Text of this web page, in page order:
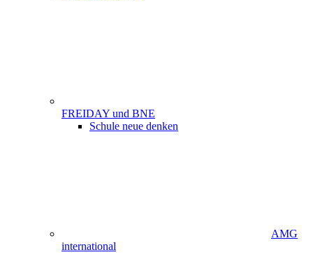
FREIDAY und BNE
Schule neue denken
AMG
international